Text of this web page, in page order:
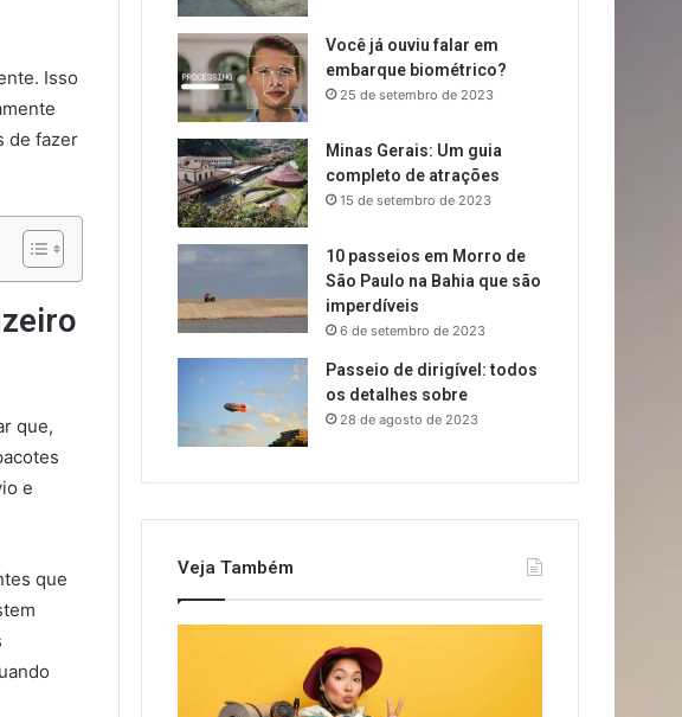
Isso
de fazer
que,
e
que
Você já ouviu falar em
embarque biométrico?
25 de setembro de 2023
Minas Gerais: Um guia
completo de atrações
15 de setembro de 2023
10 passeios em Morro de
São Paulo na Bahia que são
imperdíveis
6 de setembro de 2023
Passeio de dirigível: todos
os detalhes sobre
28 de agosto de 2023
Veja Também